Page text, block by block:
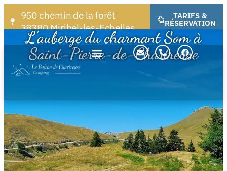
950 chemin de la forêt
38380 Miribel-les-Echelles
TARIFS &
RÉSERVATION
L’auberge du charmant Som à
Saint-Pierre-de-Chartreuse